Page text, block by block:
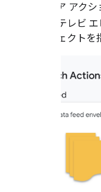
メディア アク
とは、テレビ
オブジェクトを